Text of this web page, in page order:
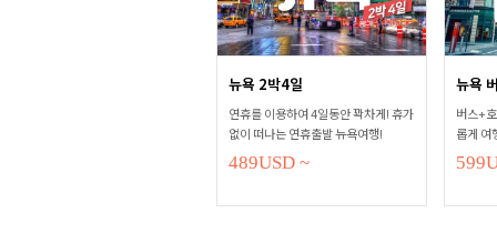
뉴욕 2박4일
연휴를 이용하여 4일동안 꽉차게! 휴가
없이 떠나는 연휴출발 뉴욕여행!
489USD ~
뉴욕
버스+
롭게 여
599